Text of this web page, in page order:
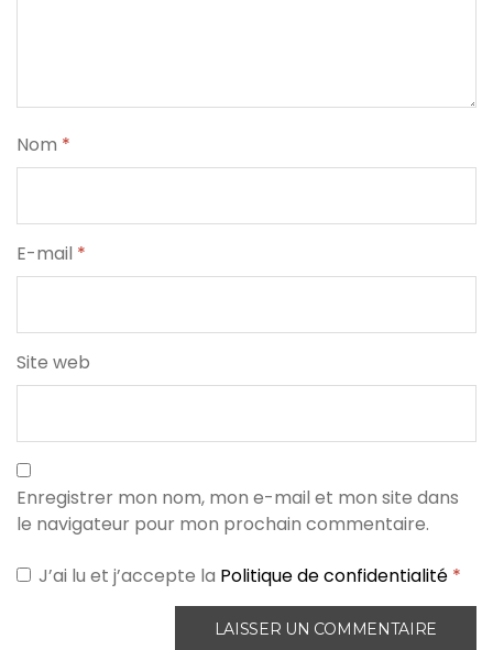
Nom *
E-mail *
Site web
Enregistrer mon nom, mon e-mail et mon site dans
le navigateur pour mon prochain commentaire.
J’ai lu et j’accepte la Politique de confidentialité *